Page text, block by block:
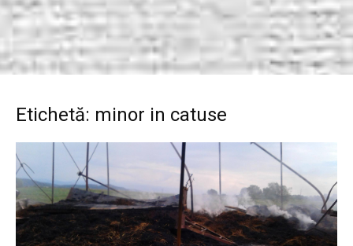
Etichetă: minor in catuse